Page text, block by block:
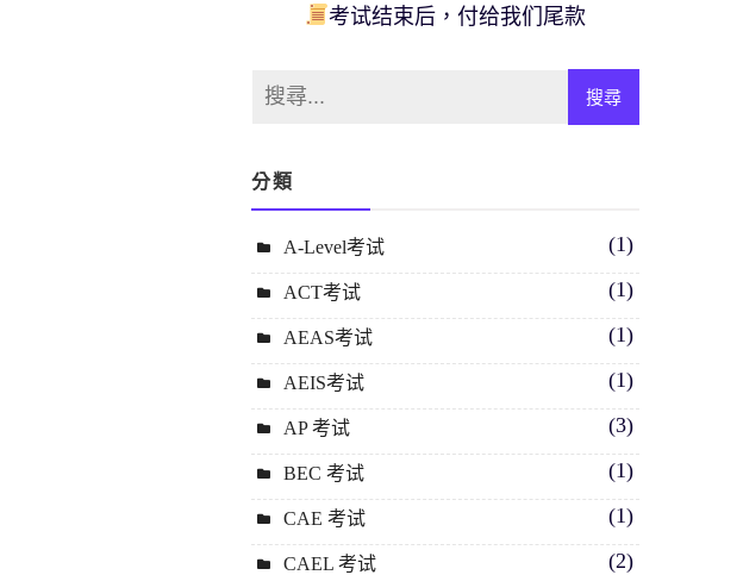
考试结束后，付给我们尾款
分類
A-Level考试 (1)
ACT考试 (1)
AEAS考试 (1)
AEIS考试 (1)
AP 考试 (3)
BEC 考试 (1)
CAE 考试 (1)
CAEL 考试 (2)